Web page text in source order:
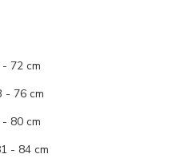
cm
76 cm
cm
84 cm